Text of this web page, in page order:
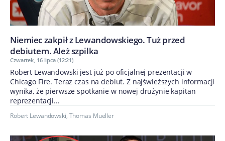
Niemiec zakpił z Lewandowskiego. Tuż przed
debiutem. Ależ szpilka
Czwartek, 16 lipca (12:21)
Robert Lewandowski jest już po oficjalnej prezentacji w
Chicago Fire. Teraz czas na debiut. Z najświeższych informacji
wynika, że pierwsze spotkanie w nowej drużynie kapitan
reprezentacji...
Robert Lewandowski, Thomas Mueller